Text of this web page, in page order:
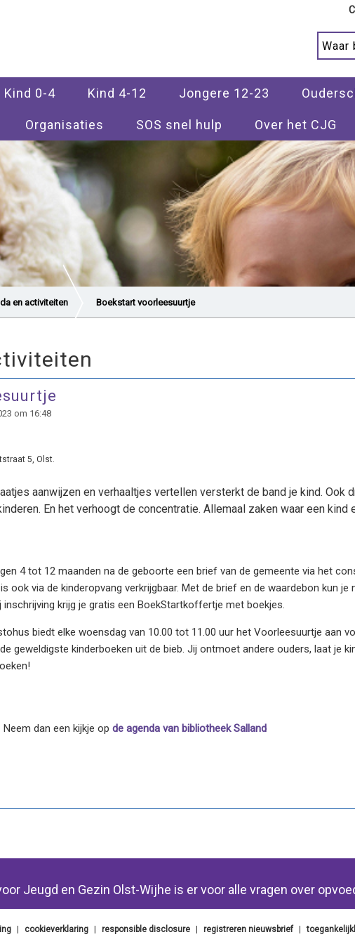
Kind 0-4 Kind 4-12 Jongere 12-23
Organisaties SOS snel hulp Over het CJG
en activiteiten Boekstart voorleesuurtje
om 16:48
5, Olst.
aanwijzen en verhaaltjes vertellen versterkt de band je kind. Ook
En het verhoogt de concentratie. Allemaal zaken waar een kind
4 tot 12 maanden na de geboorte een brief van de gemeente via het
ook via de kinderopvang verkrijgbaar. Met de brief en de waardebon kun je
inschrijving krijg je gratis een BoekStartkoffertje met boekjes.
biedt elke woensdag van 10.00 tot 11.00 uur het Voorleesuurtje aan
geweldigste kinderboeken uit de bieb. Jij ontmoet andere ouders, laat je
dan een kijkje op de agenda van bibliotheek Salland
Jeugd en Gezin Olst-Wijhe is er voor alle vragen over
cookieverklaring responsible disclosure registreren nieuwsbrief